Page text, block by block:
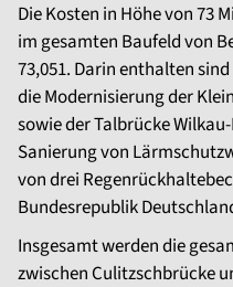
Die Kosten in Höhe von 73
im gesamten Baufeld von
73,051. Darin enthalten
die Modernisierung der
sowie der Talbrücke
Sanierung von
von drei
Bundesrepublik
Insgesamt werden die
zwischen Culitzschbrücke